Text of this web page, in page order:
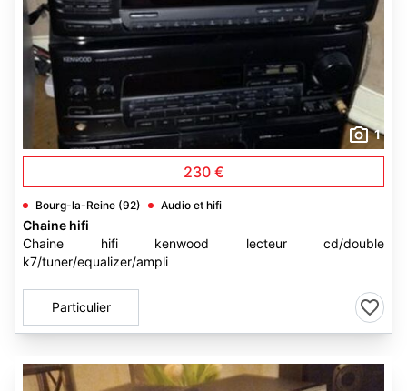
1
230 €
Bourg-la-Reine (92) Audio et hifi
Chaine hifi
Chaine hifi kenwood lecteur cd/double
k7/tuner/equalizer/ampli
Particulier